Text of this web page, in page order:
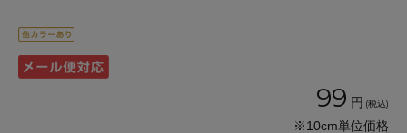
99 円 (税込)
※10cm単位価格